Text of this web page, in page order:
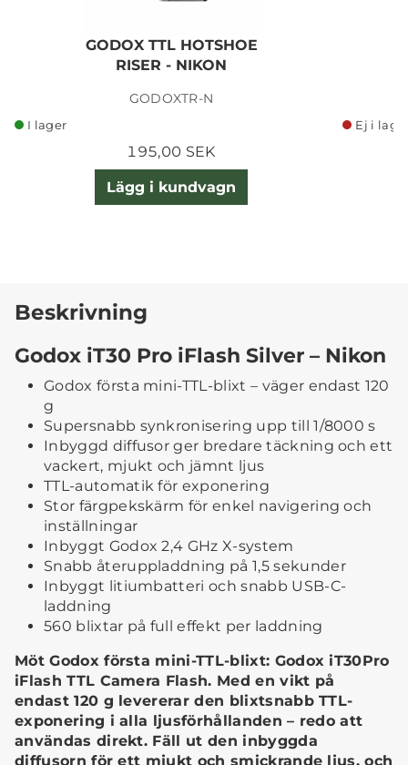
GODOX TTL HOTSHOE
RISER - NIKON
GODOXTR-N
I lager
195,00 SEK
Lägg i kundvagn
Ej i
Beskrivning
Godox iT30 Pro iFlash Silver – Nikon
Godox första mini-TTL-blixt – väger endast 120
g
Supersnabb synkronisering upp till 1/8000 s
Inbyggd diffusor ger bredare täckning och ett
vackert, mjukt och jämnt ljus
TTL-automatik för exponering
Stor färgpekskärm för enkel navigering och
inställningar
Inbyggt Godox 2,4 GHz X-system
Snabb återuppladdning på 1,5 sekunder
Inbyggt litiumbatteri och snabb USB-C-
laddning
560 blixtar på full effekt per laddning
Möt Godox första mini-TTL-blixt: Godox iT30Pro
iFlash TTL Camera Flash. Med en vikt på
endast 120 g levererar den blixtsnabb TTL-
exponering i alla ljusförhållanden – redo att
användas direkt. Fäll ut den inbyggda
diffusorn för ett mjukt och smickrande ljus, och